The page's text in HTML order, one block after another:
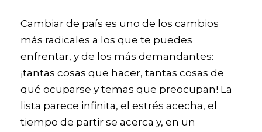
Cambiar de país es uno de los cambios
más radicales a los que te puedes
enfrentar, y de los más demandantes:
¡tantas cosas que hacer, tantas cosas de
qué ocuparse y temas que preocupan! La
lista parece infinita, el estrés acecha, el
tiempo de partir se acerca y, en un